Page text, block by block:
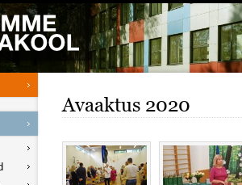
Avaaktus 2020